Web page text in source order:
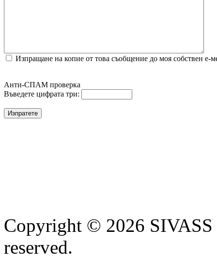
Изпращане на копие от това съобщение до моя собствен е-
Анти-СПАМ проверка
Въведете цифрата три:
Copyright © 2026
reserved.